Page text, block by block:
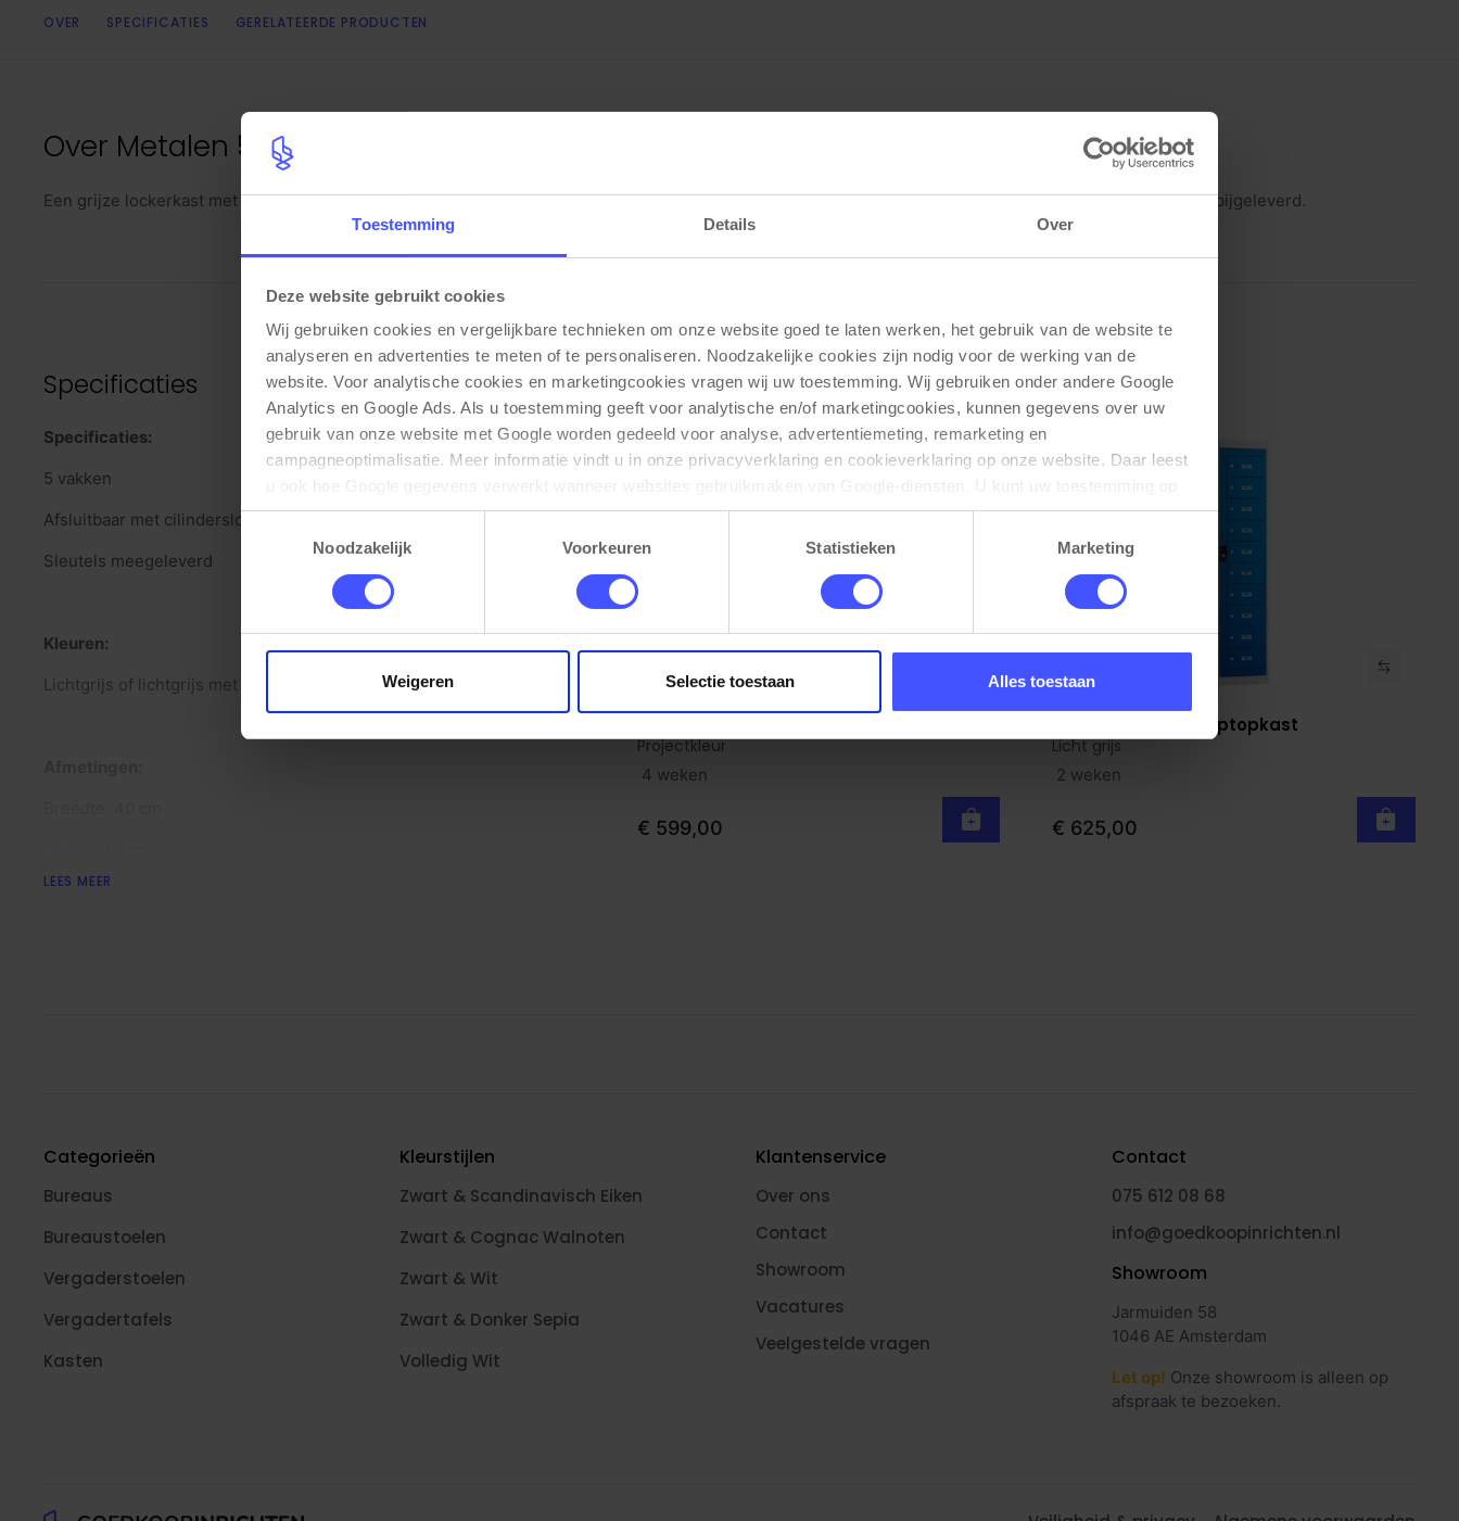
Toestemming Details Over
Deze website gebruikt cookies
Wij gebruiken cookies en vergelijkbare technieken om onze website goed te laten werken, het gebruik van de website te
analyseren en advertenties te meten of te personaliseren. Noodzakelijke cookies zijn nodig voor de werking van de
website. Voor analytische cookies en marketingcookies vragen wij uw toestemming. Wij gebruiken onder andere Google
Analytics en Google Ads. Als u toestemming geeft voor analytische en/of marketingcookies, kunnen gegevens over uw
gebruik van onze website met Google worden gedeeld voor analyse, advertentiemeting, remarketing en
campagneoptimalisatie. Meer informatie vindt u in onze privacyverklaring en cookieverklaring op onze website. Daar leest
elk moment wijzigen of intrekken via de cookie-instellingen. Zie onze privacy policy.
Toestemmingsselectie
Noodzakelijk
Voorkeuren Statistieken Marketing
Weigeren Selectie toestaan Alles toestaan
OVER SPECIFICATIES GERELATEERDE PRODUCTEN
Over Metalen 5-vaks lockerkast
Een grijze lockerkast met blauwe of grijze deuren. De kast heeft 5 vakken die afzonderlijk te sluiten zijn met cilinderslot. Sleutels van de vakken worden bijgeleverd.
Specificaties
Specificaties:
5 vakken
Afsluitbaar met cilinderslot
Sleutels meegeleverd
Kleuren:
Lichtgrijs of lichtgrijs met blauwe deuren
Hoogte: 190 cm
LEES MEER
Gerelateerde producten
Projectkleur
4 weken
€ 599,00
Metalen 10-vaks Laptopkast
Licht grijs
2 weken
€ 625,00
Categorieën
Bureaus
Bureaustoelen
Vergaderstoelen
Vergadertafels
Kasten
Kleurstijlen
Zwart & Scandinavisch Eiken
Zwart & Cognac Walnoten
Zwart & Wit
Zwart & Donker Sepia
Volledig Wit
Klantenservice
Over ons
Contact
Showroom
Vacatures
Veelgestelde vragen
Contact
075 612 08 68
info@goedkoopinrichten.nl
Showroom
Jarmuiden 58
1046 AE Amsterdam
Let op! Onze showroom is alleen op
afspraak te bezoeken.